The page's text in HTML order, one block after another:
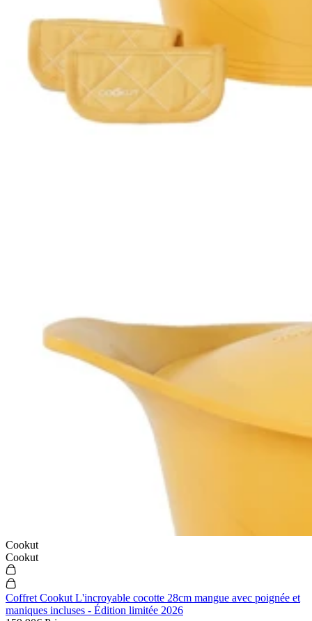
Cookut
Cookut
Coffret Cookut L'incroyable cocotte 28cm mangue avec poignée et
maniques incluses - Édition limitée 2026